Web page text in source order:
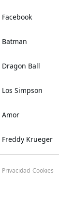
Facebook
Batman
Dragon Ball
Los Simpson
Amor
Freddy Krueger
Privacidad Cookies